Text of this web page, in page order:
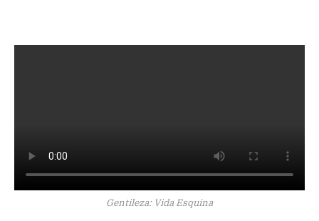
Gentileza: Vida Esquina